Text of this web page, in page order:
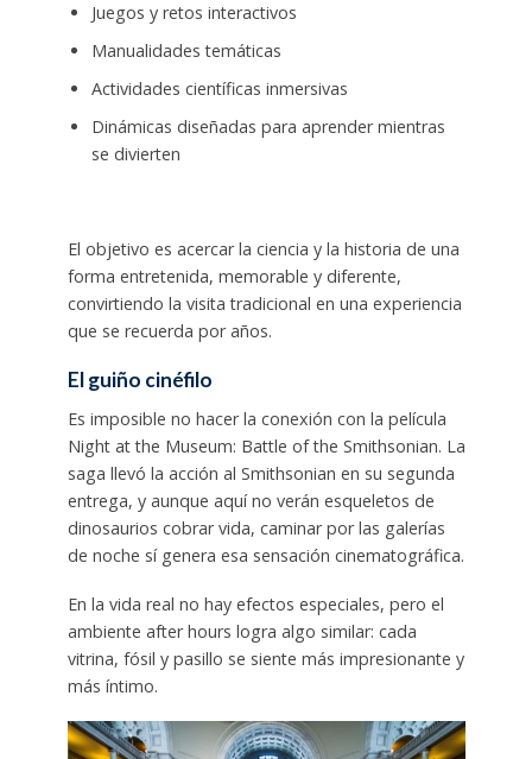
Juegos y retos interactivos
Manualidades temáticas
Actividades científicas inmersivas
Dinámicas diseñadas para aprender mientras
se divierten
El objetivo es acercar la ciencia y la historia de una
forma entretenida, memorable y diferente,
convirtiendo la visita tradicional en una experiencia
que se recuerda por años.
El guiño cinéfilo
Es imposible no hacer la conexión con la película
Night at the Museum: Battle of the Smithsonian. La
saga llevó la acción al Smithsonian en su segunda
entrega, y aunque aquí no verán esqueletos de
dinosaurios cobrar vida, caminar por las galerías
de noche sí genera esa sensación cinematográfica.
En la vida real no hay efectos especiales, pero el
ambiente after hours logra algo similar: cada
vitrina, fósil y pasillo se siente más impresionante y
más íntimo.